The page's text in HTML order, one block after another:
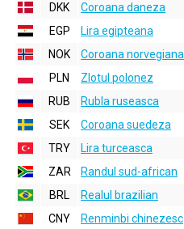
DKK
Coroana daneza
EGP
Lira egipteana
NOK
Coroana norvegiana
PLN
Zlotul polonez
RUB
Rubla ruseasca
SEK
Coroana suedeza
TRY
Lira turceasca
ZAR
Randul sud-african
BRL
Realul brazilian
CNY
Renminbi chinezesc